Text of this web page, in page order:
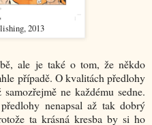
2013
ale je také o tom, že někdo
případě. O kvalitách předlohy
ne každému sedne.
nenapsal až tak dobrý
ta krásná kresba by si ho